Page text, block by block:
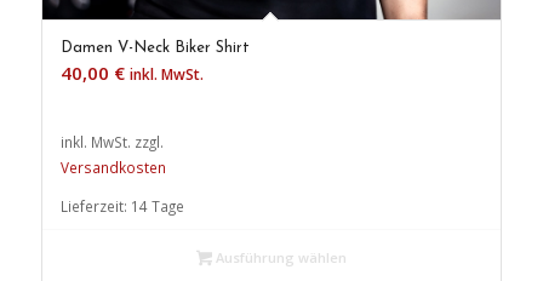
Damen V-Neck Biker Shirt
40,00 € inkl. MwSt.
inkl. MwSt. zzgl.
Versandkosten
Lieferzeit: 14 Tage
Ausführung wählen